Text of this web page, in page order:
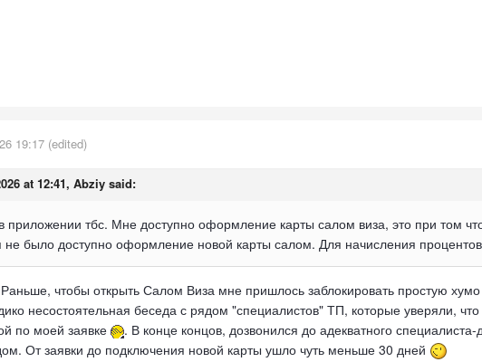
19:17 (edited)
at 12:41, Abziy said:
приложении тбс. Мне доступно оформление карты салом виза, это при том
было доступно оформление новой карты салом. Для начисления
Раньше, чтобы открыть Салом Виза мне пришлось заблокировать простую
несостоятельная беседа с рядом "специалистов" ТП, которые уверяли,
по моей заявке
. В конце концов, дозвонился до адекватного
От заявки до подключения новой карты ушло чуть меньше 30 дней